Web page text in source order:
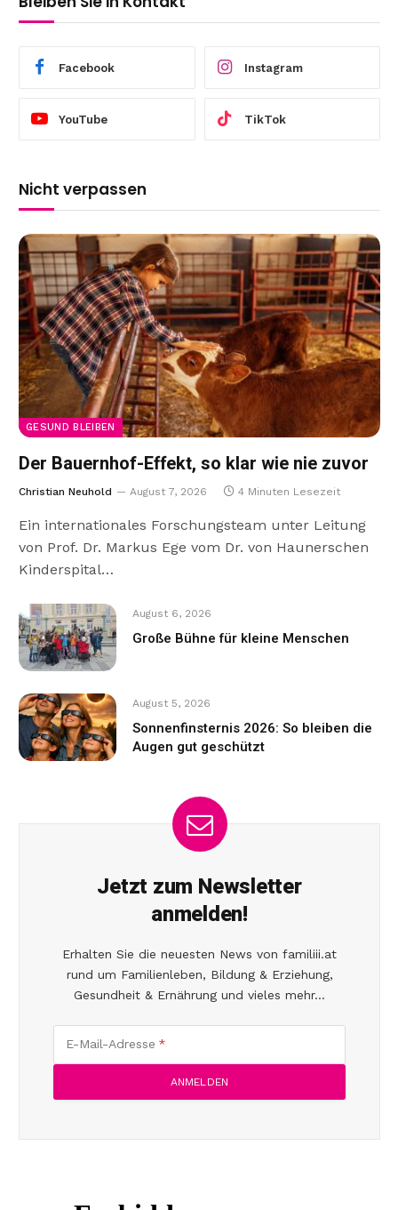
Facebook Instagram
YouTube TikTok
Nicht verpassen
GESUND BLEIBEN
Der Bauernhof-Effekt, so klar wie nie zuvor
Christian Neuhold August 7, 2026 4 Minuten Lesezeit
Ein internationales Forschungsteam unter Leitung
von Prof. Dr. Markus Ege vom Dr. von Haunerschen
Kinderspital…
August 6, 2026
Große Bühne für kleine Menschen
August 5, 2026
Sonnenfinsternis 2026: So bleiben die
Augen gut geschützt
Jetzt zum Newsletter
anmelden!
Erhalten Sie die neuesten News von familiii.at
rund um Familienleben, Bildung & Erziehung,
Gesundheit & Ernährung und vieles mehr...
E-Mail-Adresse